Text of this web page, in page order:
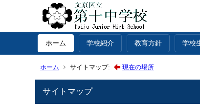
ホーム 学校紹介 教育方針 学校
ホーム サイトマップ: 現在の場所
サイトマップ